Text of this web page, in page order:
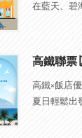
在藍天、碧
高鐵×飯店
夏日輕鬆出